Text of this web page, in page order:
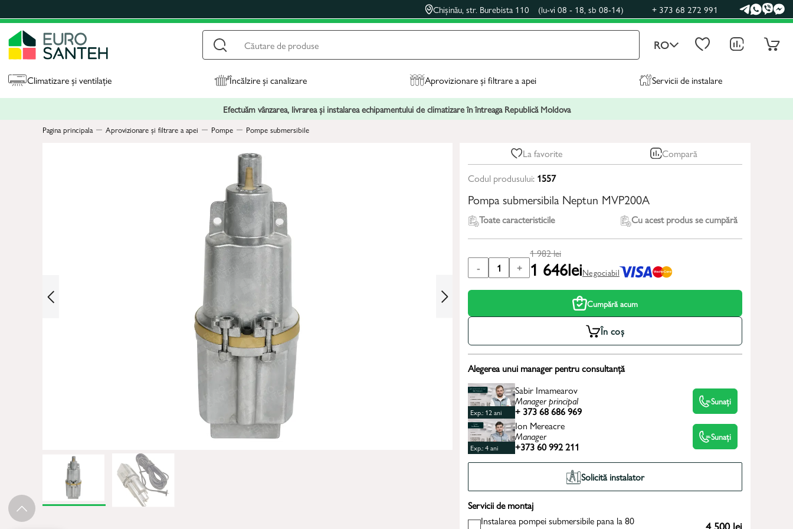
Chișinău, str. Burebista 110 (lu-vi 08 - 18, sb 08-14) + 373 68 272 991
RO
Climatizare și ventilație Încălzire și canalizare Aprovizionare și filtrare a apei Servicii de instalare
Efectuăm vânzarea, livrarea și instalarea echipamentului de climatizare în întreaga Republică Moldova
Pagina principala Aprovizionare și filtrare a apei Pompe Pompe submersibile
La favorite
Compară
Codul produsului: 1557
Pompa submersibila Neptun MVP200A
Toate caracteristicile Cu acest produs se cumpără
- 1 +
1 982lei
1 646leiNegociabil
Cumpără acum
În coș
Alegerea unui manager pentru consultanță
Exp.: 12 ani
Sabir Imamearov
Manager principal
+ 373 68 686 969
Sunați
Exp.: 4 ani
Ion Mereacre
Manager
+373 60 992 211
Sunați
Solicită instalator
Servicii de montaj
Instalarea pompei submersibile pana la 80
4 500 lei